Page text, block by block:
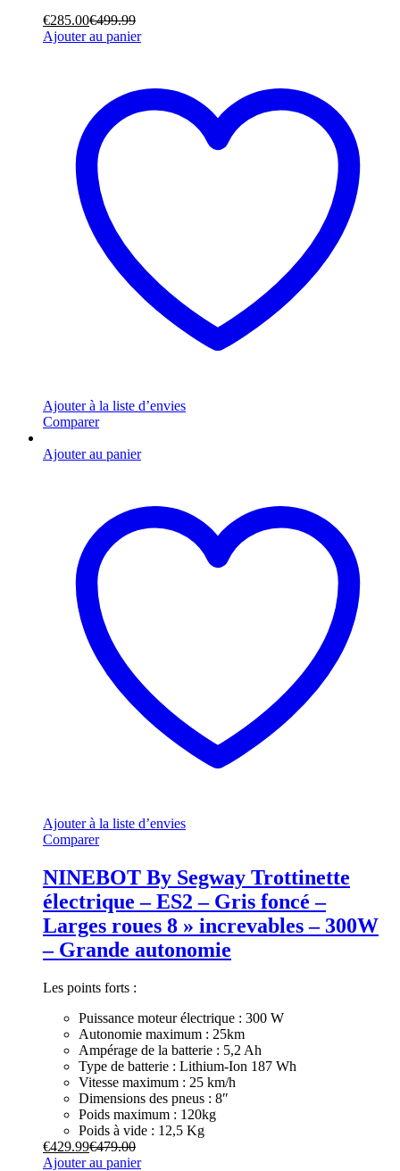
€285.00€499.99
Ajouter au panier
Ajouter à la liste d’envies
Comparer
Ajouter au panier
Ajouter à la liste d’envies
Comparer
NINEBOT By Segway Trottinette
électrique – ES2 – Gris foncé –
Larges roues 8 » increvables – 300W
– Grande autonomie
Les points forts :
Puissance moteur électrique : 300 W
Autonomie maximum : 25km
Ampérage de la batterie : 5,2 Ah
Type de batterie : Lithium-Ion 187 Wh
Vitesse maximum : 25 km/h
Dimensions des pneus : 8″
Poids maximum : 120kg
Poids à vide : 12,5 Kg
€429.99€479.00
Ajouter au panier